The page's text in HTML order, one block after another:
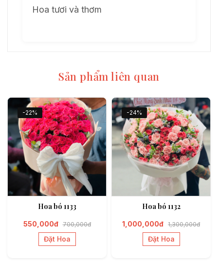
Hoa tươi và thơm
Sản phẩm liên quan
-22%
Hoa bó 1133
550,000đ 700,000đ
Đặt Hoa
-24%
Hoa bó 1132
1,000,000đ 1,300,000đ
Đặt Hoa